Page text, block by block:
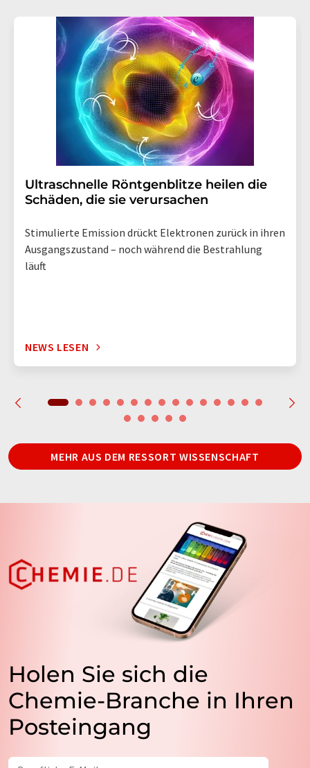
Ultraschnelle Röntgenblitze heilen die
Schäden, die sie verursachen
Stimulierte Emission drückt Elektronen zurück in ihren
Ausgangszustand – noch während die Bestrahlung
läuft
NEWS LESEN
MEHR AUS DEM RESSORT WISSENSCHAFT
Holen Sie sich die
Chemie-Branche in Ihren
Posteingang